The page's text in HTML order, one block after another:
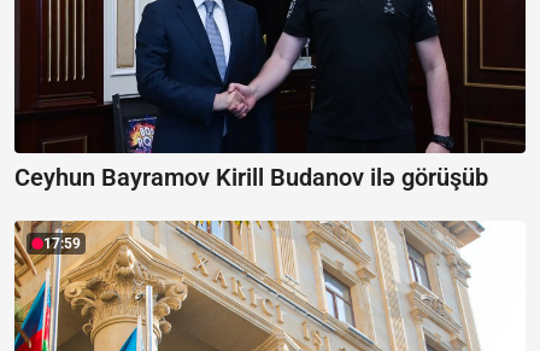
Ceyhun Bayramov Kirill Budanov ilə görüşüb
17:59